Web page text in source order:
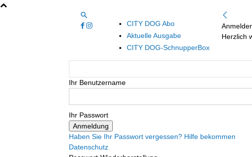
CITY DOG Abo
Aktuelle Ausgabe
CITY DOG-SchnupperBox
Herzlich
Ihr Benutzername
Ihr Passwort
Haben Sie Ihr Passwort vergessen? Hilfe bekommen
Datenschutz